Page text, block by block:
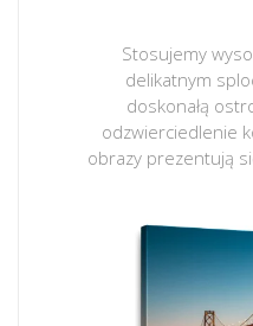
Stosujemy
delikatnym
doskonałą
odzwierciedlenie
obrazy prezentują